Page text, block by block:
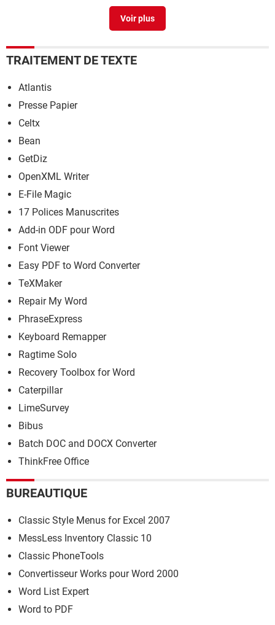
> Guide
TRAITEMENT DE TEXTE
Atlantis
Presse Papier
Celtx
Bean
GetDiz
OpenXML Writer
E-File Magic
17 Polices Manuscrites
Add-in ODF pour Word
Font Viewer
Easy PDF to Word Converter
TeXMaker
Repair My Word
PhraseExpress
Keyboard Remapper
Ragtime Solo
Recovery Toolbox for Word
Caterpillar
LimeSurvey
Bibus
Batch DOC and DOCX Converter
ThinkFree Office
BUREAUTIQUE
Classic Style Menus for Excel 2007
MessLess Inventory Classic 10
Classic PhoneTools
Convertisseur Works pour Word 2000
Word List Expert
Word to PDF